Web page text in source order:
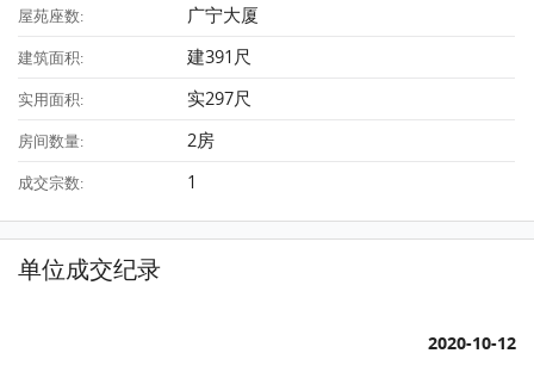
屋苑座数: 广宁大厦
建筑面积: 建391尺
实用面积: 实297尺
房间数量: 2房
成交宗数: 1
单位成交纪录
2020-10-12